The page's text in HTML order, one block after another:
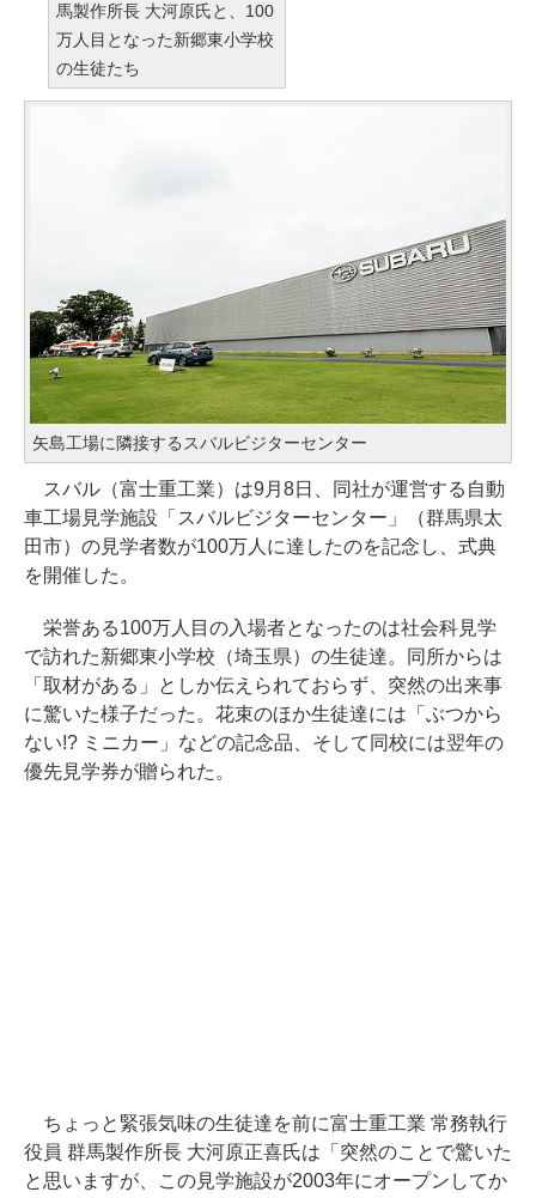
馬製作所長 大河原氏と、100
万人目となった新郷東小学校
の生徒たち
矢島工場に隣接するスバルビジターセンター
スバル（富士重工業）は9月8日、同社が運営する自動
車工場見学施設「スバルビジターセンター」（群馬県太
田市）の見学者数が100万人に達したのを記念し、式典
を開催した。
栄誉ある100万人目の入場者となったのは社会科見学
で訪れた新郷東小学校（埼玉県）の生徒達。同所からは
「取材がある」としか伝えられておらず、突然の出来事
に驚いた様子だった。花束のほか生徒達には「ぶつから
ない!? ミニカー」などの記念品、そして同校には翌年の
優先見学券が贈られた。
ちょっと緊張気味の生徒達を前に富士重工業 常務執行
役員 群馬製作所長 大河原正喜氏は「突然のことで驚いた
と思いますが、この見学施設が2003年にオープンしてか